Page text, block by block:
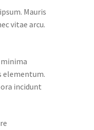
Mauris
vitae arcu.
elementum.
incidunt